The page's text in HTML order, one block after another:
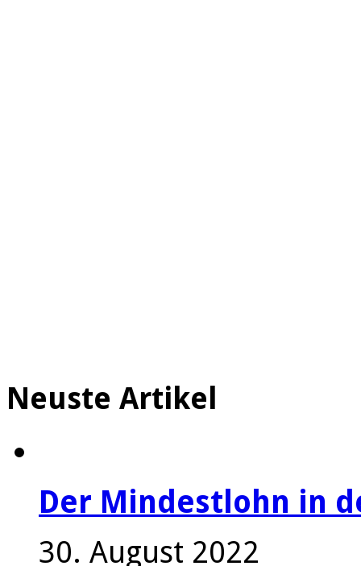
Neuste Artikel
Der Mindestlohn in
30. August 2022